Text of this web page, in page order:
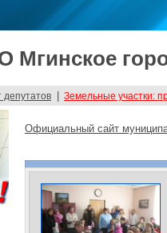
депутатов Земельные участки:
Официальный сайт